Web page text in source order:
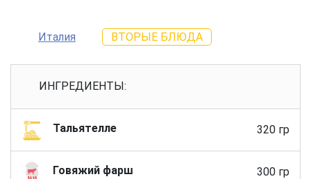
Италия ВТОРЫЕ БЛЮДА
ИНГРЕДИЕНТЫ:
Тальятелле 320 гр
Говяжий фарш 300 гр